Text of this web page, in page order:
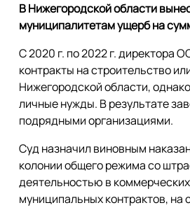
В Нижегородской области
муниципалитетам ущерб на
С 2020 г. по 2022 г.
контракты на строительство
Нижегородской области,
личные нужды. В результате
подрядными организациями.
Суд назначил виновным
колонии общего режима со
деятельностью в
муниципальных контрактов, на